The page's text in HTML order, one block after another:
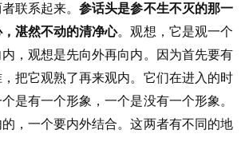
联系起来。参话头是参不生不灭的那一
湛然不动的清净心。观想，它是观一个
，观想是先向外再向内。因为首先要有
把它观熟了再来观内。它们在进入的时
是有一个形象，一个是没有一个形象。
，一个要内外结合。这两者有不同的地